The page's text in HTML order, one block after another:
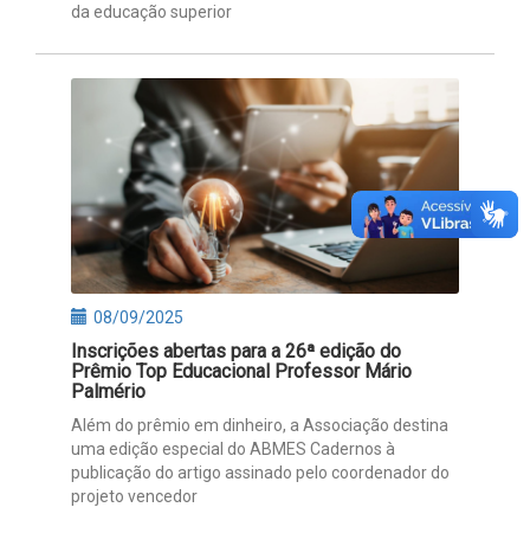
da educação superior
08/09/2025
Inscrições abertas para a 26ª edição do
Prêmio Top Educacional Professor Mário
Palmério
Além do prêmio em dinheiro, a Associação destina
uma edição especial do ABMES Cadernos à
publicação do artigo assinado pelo coordenador do
projeto vencedor